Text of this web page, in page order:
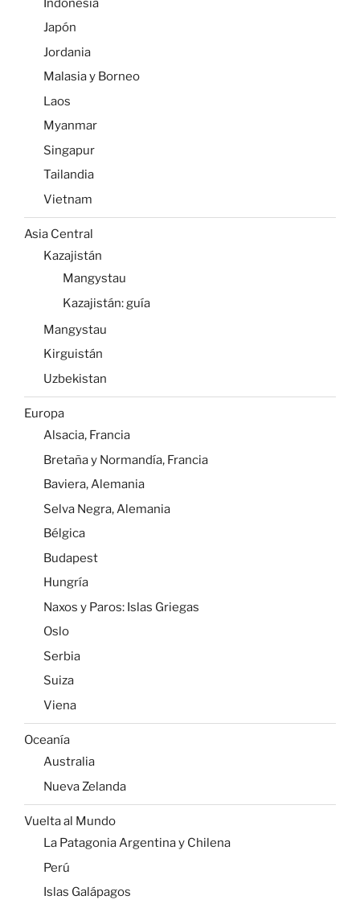
Indonesia
Japón
Jordania
Malasia y Borneo
Laos
Myanmar
Singapur
Tailandia
Vietnam
Asia Central
Kazajistán
Mangystau
Kazajistán: guía
Mangystau
Kirguistán
Uzbekistan
Europa
Alsacia, Francia
Bretaña y Normandía, Francia
Baviera, Alemania
Selva Negra, Alemania
Bélgica
Budapest
Hungría
Naxos y Paros: Islas Griegas
Oslo
Serbia
Suiza
Viena
Oceanía
Australia
Nueva Zelanda
Vuelta al Mundo
La Patagonia Argentina y Chilena
Perú
Islas Galápagos